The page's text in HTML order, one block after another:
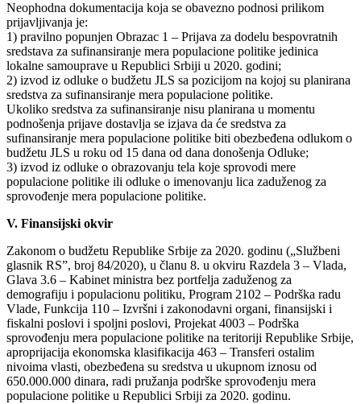
Neophodna dokumentacija koja se obavezno podnosi prilikom
prijavljivanja je:
1) pravilno popunjen Obrazac 1 – Prijava za dodelu bespovratnih
sredstava za sufinansiranje mera populacione politike jedinica
lokalne samouprave u Republici Srbiji u 2020. godini;
2) izvod iz odluke o budžetu JLS sa pozicijom na kojoj su planirana
sredstva za sufinansiranje mera populacione politike.
Ukoliko sredstva za sufinansiranje nisu planirana u momentu
podnošenja prijave dostavlja se izjava da će sredstva za
sufinansiranje mera populacione politike biti obezbeđena odlukom o
budžetu JLS u roku od 15 dana od dana donošenja Odluke;
3) izvod iz odluke o obrazovanju tela koje sprovodi mere
populacione politike ili odluke o imenovanju lica zaduženog za
sprovođenje mera populacione politike.
V. Finansijski okvir
Zakonom o budžetu Republike Srbije za 2020. godinu („Službeni
glasnik RS”, broj 84/2020), u članu 8. u okviru Razdela 3 – Vlada,
Glava 3.6 – Kabinet ministra bez portfelja zaduženog za
demografiju i populacionu politiku, Program 2102 – Podrška radu
Vlade, Funkcija 110 – Izvršni i zakonodavni organi, finansijski i
fiskalni poslovi i spoljni poslovi, Projekat 4003 – Podrška
sprovođenju mera populacione politike na teritoriji Republike Srbije,
aproprijacija ekonomska klasifikacija 463 – Transferi ostalim
nivoima vlasti, obezbeđena su sredstva u ukupnom iznosu od
650.000.000 dinara, radi pružanja podrške sprovođenju mera
populacione politike u Republici Srbiji za 2020. godinu.